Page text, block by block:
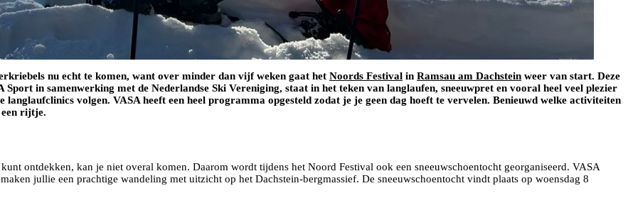
nu echt te komen, want over minder dan vijf weken gaat het Noords Festival in Ramsau am Dachstein weer van start. Deze
in samenwerking met de Nederlandse Ski Vereniging, staat in het teken van langlaufen, sneeuwpret en vooral heel veel plezier
volgen. VASA heeft een heel programma opgesteld zodat je je geen dag hoeft te vervelen. Benieuwd welke activiteiten
een rijtje.
ontdekken, kan je niet overal komen. Daarom wordt tijdens het Noord Festival ook een sneeuwschoentocht georganiseerd. VASA
jullie een prachtige wandeling met uitzicht op het Dachstein-bergmassief. De sneeuwschoentocht vindt plaats op woensdag 8